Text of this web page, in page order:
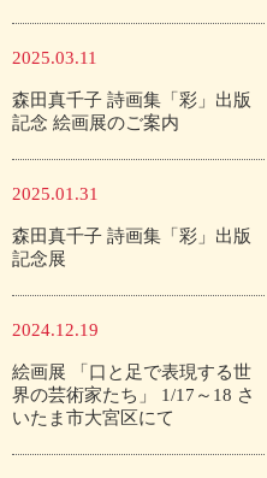
2025.03.11
森田真千子 詩画集「彩」出版
記念 絵画展のご案内
2025.01.31
森田真千子 詩画集「彩」出版
記念展
2024.12.19
絵画展 「口と足で表現する世
界の芸術家たち」 1/17～18 さ
いたま市大宮区にて